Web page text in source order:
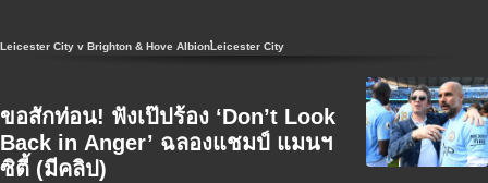
Leicester City v Brighton & Hove AlbionLeicester City
ขอสักท่อน! ฟังเป๊ปร้อง ‘Don’t Look
Back in Anger’ ฉลองแชมป์ แมนฯ
ซิตี้ (มีคลิป)